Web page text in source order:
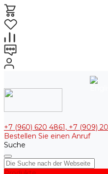
+7 (960) 620 4861, +7 (909)
Bestellen Sie einen Anruf
Suche